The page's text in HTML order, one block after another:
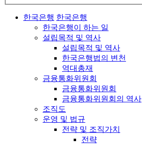
한국은행 한국은행
한국은행이 하는 일
설립목적 및 역사
설립목적 및 역사
한국은행법의 변천
역대총재
금융통화위원회
금융통화위원회
금융통화위원회의 역사
조직도
운영 및 법규
전략 및 조직가치
전략